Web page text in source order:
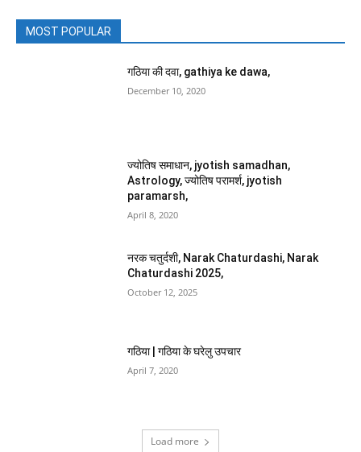
MOST POPULAR
गठिया की दवा, gathiya ke dawa,
December 10, 2020
ज्योतिष समाधान, jyotish samadhan,
Astrology, ज्योतिष परामर्श, jyotish
paramarsh,
April 8, 2020
नरक चतुर्दशी, Narak Chaturdashi, Narak
Chaturdashi 2025,
October 12, 2025
गठिया | गठिया के घरेलु उपचार
April 7, 2020
Load more